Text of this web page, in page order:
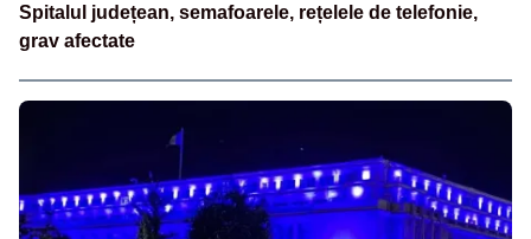
Spitalul județean, semafoarele, rețelele de telefonie,
grav afectate